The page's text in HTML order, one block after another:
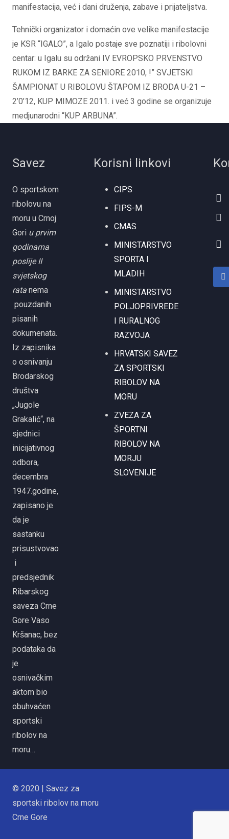
manifestacija, već i dani druženja, zabave i prijateljstva.
Tehnički organizator i domaćin ove velike manifestacije
je KSR “IGALO”, a Igalo postaje sve poznatiji i ribolovni
centar: u Igalu su održani IV EVROPSKO PRVENSTVO
RUKOM IZ BARKE ZA SENIORE 2010, !” SVJETSKI
ŠAMPIONAT U RIBOLOVU ŠTAPOM IZ BRODA U-21 –
2’0’12, KUP MIMOZE 2011. i već 3 godine se organizuje
medjunarodni “KUP ARBUNA”.
Savez
O sportskom
ribolovu na
moru u Crnoj
Gori u prvim
godinama
poslije II
svjetskog
rata nema
pouzdanih
pisanih
dokumenata.
Iz zapisnika
o osnivanju
Brodarskog
društva
„Jugole
Grakalić“, na
sjednici
inicijativnog
odbora,
decembra
1947.godine,
zapisano je
da je
sastanku
prisustvovao
i
predsjednik
Ribarskog
saveza Crne
Gore Vaso
Kršanac, bez
podataka da
je
osnivačkim
aktom bio
obuhvaćen
sportski
ribolov na
moru…
Korisni linkovi
CIPS
FIPS-M
CMAS
MINISTARSTVO
SPORTA I
MLADIH
MINISTARSTVO
POLJOPRIVREDE
I RURALNOG
RAZVOJA
HRVATSKI SAVEZ
ZA SPORTSKI
RIBOLOV NA
MORU
ZVEZA ZA
ŠPORTNI
RIBOLOV NA
MORJU
SLOVENIJE
© 2020 | Savez za
sportski ribolov na moru
Crne Gore